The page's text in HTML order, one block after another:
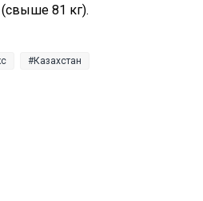
81 кг).
Казахстан